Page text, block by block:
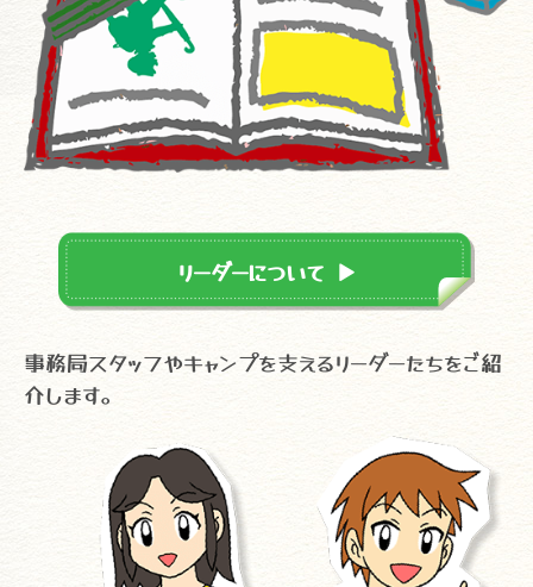
リーダーについて ▼
事務局スタッフやキャンプを支えるリーダーたちをご紹
介します。